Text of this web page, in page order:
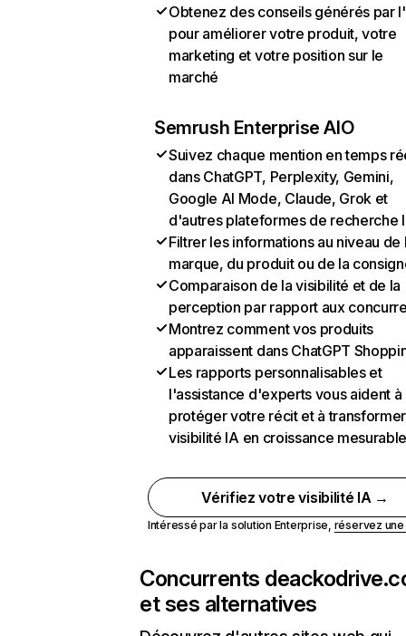
Obtenez des conseils générés par
pour améliorer votre produit, votre
marketing et votre position sur le
marché
Semrush Enterprise AIO
Suivez chaque mention en temps
dans ChatGPT, Perplexity, Gemini,
Google AI Mode, Claude, Grok et
d'autres plateformes de recherche
Filtrer les informations au niveau de
marque, du produit ou de la
Comparaison de la visibilité et de la
perception par rapport aux
Montrez comment vos produits
apparaissent dans ChatGPT
Les rapports personnalisables et
l'assistance d'experts vous aident à
protéger votre récit et à
visibilité IA en croissance
Vérifiez votre visibilité IA →
Intéressé par la solution Enterprise, réservez
Concurrents de
et ses alternatives